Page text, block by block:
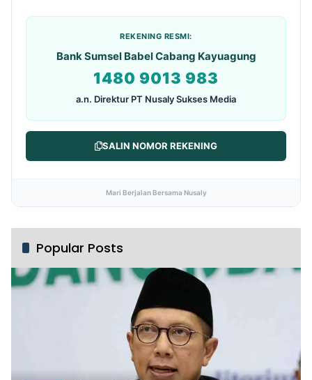
REKENING RESMI:
Bank Sumsel Babel Cabang Kayuagung
1480 9013 983
a.n. Direktur PT Nusaly Sukses Media
SALIN NOMOR REKENING
Mari Berjalan Bersama Nusaly
Popular Posts